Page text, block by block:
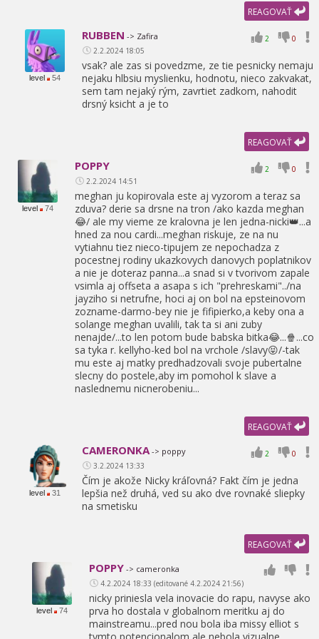
REAGOVAŤ
level 54
2 0
RUBBEN -> Zafira
2.2.2024 18:05
vsak? ale zas si povedzme, ze tie pesnicky nemaju
nejaku hlbsiu myslienku, hodnotu, nieco zakvakat,
sem tam nejaký rým, zavrtiet zadkom, nahodit
drsný ksicht a je to
REAGOVAŤ
level 74
2 0
POPPY
2.2.2024 14:51
meghan ju kopirovala este aj vyzorom a teraz sa
zduva? derie sa drsne na tron /ako kazda meghan
😂/ ale my vieme ze kralovna je len jedna-nicki👑...a
hned za nou cardi...meghan riskuje, ze na nu
vytiahnu tiez nieco-tipujem ze nepochadza z
pocestnej rodiny ukazkovych danovych poplatnikov
a nie je doteraz panna...a snad si v tvorivom zapale
vsimla aj offseta a asapa s ich "prehreskami"../na
jayziho si netrufne, hoci aj on bol na epsteinovom
zozname-darmo-bey nie je fifipierko,a keby ona a
solange meghan uvalili, tak ta si ani zuby
nenajde/...to len potom bude babska bitka😂...🍿...co
sa tyka r. kellyho-ked bol na vrchole /slavy😝/-tak
mu este aj matky predhadzovali svoje pubertalne
slecny do postele,aby im pomohol k slave a
naslednemu nicnerobeniu...
REAGOVAŤ
level 31
2 0
CAMERONKA -> poppy
3.2.2024 13:33
Čím je akože Nicky kráľovná? Fakt čím je jedna
lepšia než druhá, ved su ako dve rovnaké sliepky
na smetisku
REAGOVAŤ
level 74
POPPY -> cameronka
4.2.2024 18:33 (editované 4.2.2024 21:56)
nicky priniesla vela inovacie do rapu, navyse ako
prva ho dostala v globalnom meritku aj do
mainstreamu...pred nou bola iba missy elliot s